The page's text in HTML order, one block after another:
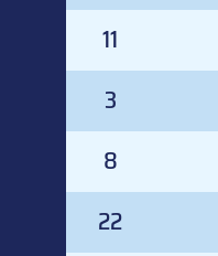
11
3
8
22